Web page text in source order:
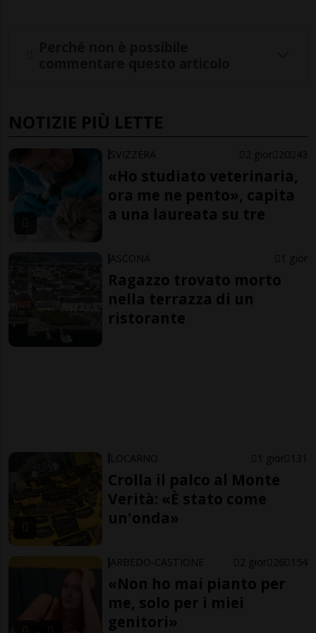
NOTIZIE PIÙ LETTE
SVIZZERA 2 gior 20 43
«Ho studiato veterinaria,
ora me ne pento», capita
a una laureata su tre
ASCONA 1 gior
Ragazzo trovato morto
nella terrazza di un
ristorante
LOCARNO 1 gior 131
Crolla il palco al Monte
Verità: «È stato come
un'onda»
ARBEDO-CASTIONE 2 gior 26 154
«Non ho mai pianto per
me, solo per i miei
genitori»